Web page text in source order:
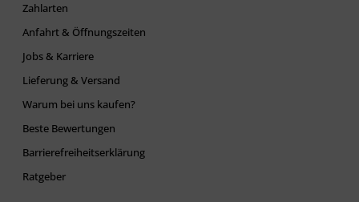
Zahlarten
Anfahrt & Öffnungszeiten
Jobs & Karriere
Lieferung & Versand
Warum bei uns kaufen?
Beste Bewertungen
Barrierefreiheitserklärung
Ratgeber